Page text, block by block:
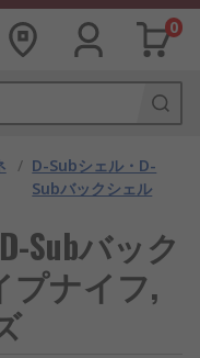
0
/ D-Subシェル・D-
Subバックシェル
Subバック
プナイフ,